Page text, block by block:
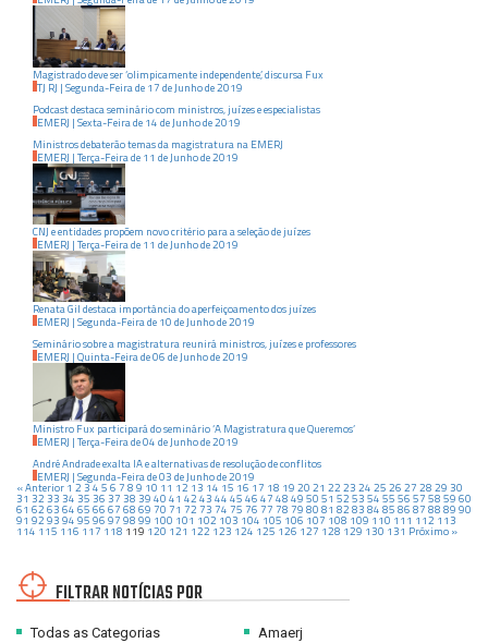
Magistrado deve ser ‘olimpicamente independente’, discursa Fux
TJ RJ | Segunda-Feirade 17 de Junhode2019
Podcast destaca seminário com ministros, juízes e especialistas
EMERJ | Sexta-Feirade 14 de Junhode2019
Ministros debaterão temas da magistratura na EMERJ
EMERJ | Terça-Feirade 11 de Junhode2019
CNJ e entidades propõem novo critério para a seleção de juízes
EMERJ | Terça-Feirade 11 deJunhode2019
Renata Gil destaca importância do aperfeiçoamento dos juízes
EMERJ | Segunda-Feirade 10 de Junhode2019
Seminário sobre a magistratura reunirá ministros, juízes e professores
EMERJ | Quinta-Feirade06 de Junhode2019
Ministro Fux participará do seminário ‘A Magistratura que Queremos’
EMERJ | Terça-Feirade04 deJunhode2019
André Andrade exalta IA e alternativas de resolução de conflitos
EMERJ | Segunda-Feirade03 deJunhode2019
« Anterior 1 2 34 5 6 7 8 9 10 11 12 13 14 15 16 17 18 19 20 21 22 23 24 25 26 27 28 29 30
31 32 33 34 35 36 37 38 39 40 41 42 43 44 45 46 47 48 49 50 51 52 53 54 55 56 57 58 59 60
61 62 63 64 65 66 67 68 69 70 71 72 73 74 75 76 77 78 79 80 81 82 83 84 85 86 87 88 89 90
91 92 93 94 95 96 97 98 99 100 101 102 103 104 105 106 107 108 109 110 111 112 113
114 115 116 117 118 119 120 121 122 123 124 125 126 127 128 129 130 131 Próximo »
FILTRAR NOTÍCIAS POR
Todas as Categorias
Amaerj